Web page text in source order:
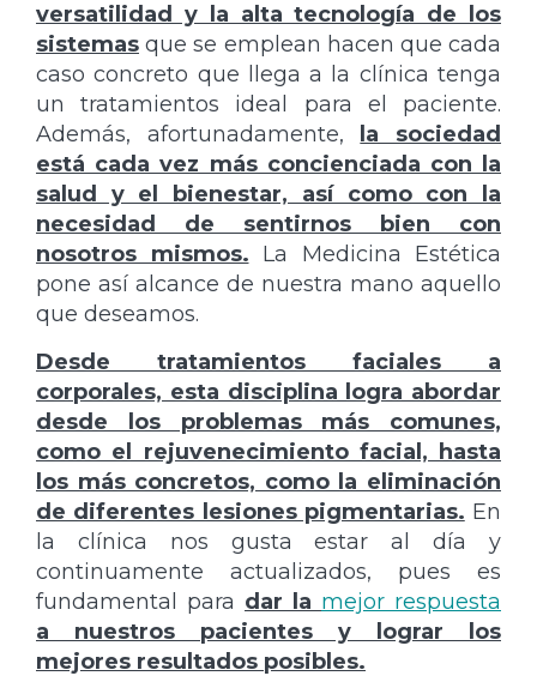
versatilidad y la alta tecnología de los
sistemas que se emplean hacen que cada
caso concreto que llega a la clínica tenga
un tratamientos ideal para el paciente.
Además, afortunadamente,
la sociedad
está cada vez más concienciada con la
salud y el bienestar, así como con la
necesidad de sentirnos bien con
nosotros mismos. La Medicina Estética
pone así alcance de nuestra mano aquello
que deseamos.
Desde tratamientos faciales a
corporales, esta disciplina logra abordar
desde los problemas más comunes,
como el rejuvenecimiento facial, hasta
los más concretos, como la eliminación
de diferentes lesiones pigmentarias. En
la clínica nos gusta estar al día y
continuamente actualizados, pues es
fundamental para dar la mejor respuesta
a nuestros pacientes y lograr los
mejores resultados posibles.